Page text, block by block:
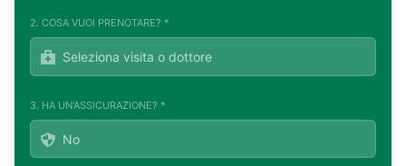
2. COSA VUOI PRENOTARE? *
3. HA UN'ASSICURAZIONE? *